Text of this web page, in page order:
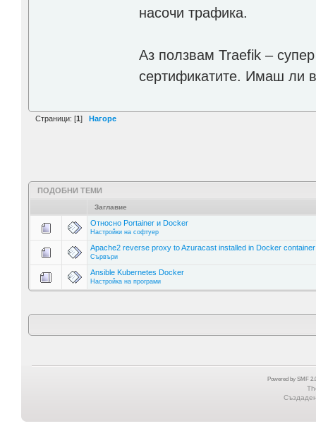
насочи трафика.
Аз ползвам Traefik –
сертификатите. Имаш ли
Страници: [1] Нагоре
ПОДОБНИ ТЕМИ
Заглавие
Относно Portainer и Docker
Настройки на софтуер
Apache2 reverse proxy to Azuracast installed in Docker container
Сървъри
Ansible Kubernetes Docker
Настройка на програми
Powered by SMF